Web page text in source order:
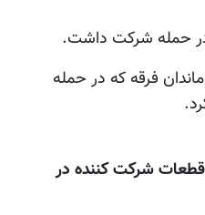
در حمله شرکت داشت.
فرقه که در حمله
قطعات شرکت کننده در